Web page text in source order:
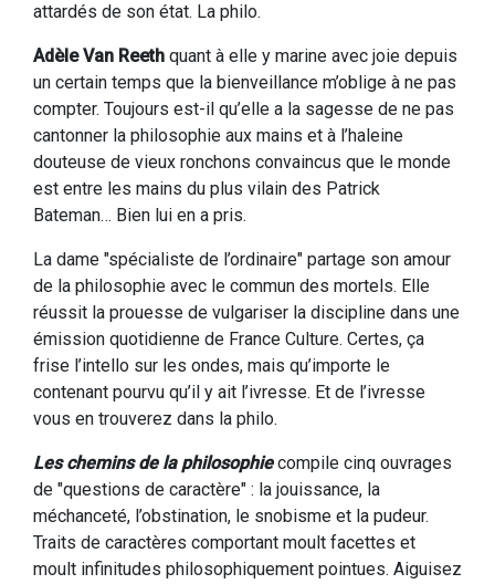
attardés de son état. La philo.
Adèle Van Reeth quant à elle y marine avec joie depuis
un certain temps que la bienveillance m’oblige à ne pas
compter. Toujours est-il qu’elle a la sagesse de ne pas
cantonner la philosophie aux mains et à l’haleine
douteuse de vieux ronchons convaincus que le monde
est entre les mains du plus vilain des Patrick
Bateman… Bien lui en a pris.
La dame "spécialiste de l’ordinaire" partage son amour
de la philosophie avec le commun des mortels. Elle
réussit la prouesse de vulgariser la discipline dans une
émission quotidienne de France Culture. Certes, ça
frise l’intello sur les ondes, mais qu’importe le
contenant pourvu qu’il y ait l’ivresse. Et de l’ivresse
vous en trouverez dans la philo.
Les chemins de la philosophiecompile cinq ouvrages
de "questions de caractère" : la jouissance, la
méchanceté, l’obstination, le snobisme et la pudeur.
Traits de caractères comportant moult facettes et
moult infinitudes philosophiquement pointues. Aiguisez